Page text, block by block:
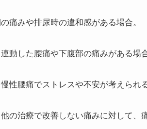
痛みや排尿時の違和感がある場合。
動した腰痛や下腹部の痛みがある場合
性腰痛でストレスや不安が考えられ
の治療で改善しない痛みに対して、